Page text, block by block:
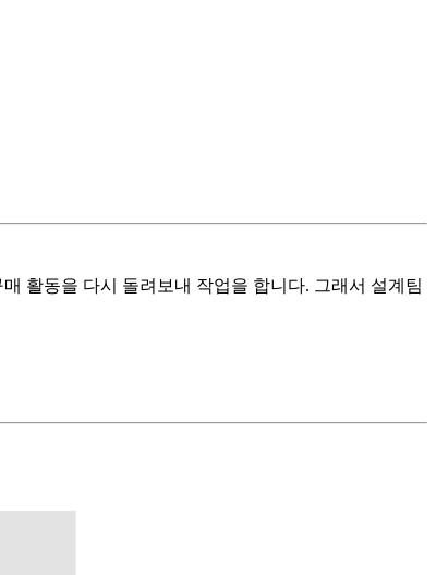
활동을 다시 돌려보내 작업을 합니다. 그래서 설계팀